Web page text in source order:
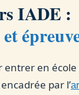
IADE :
entrer en école
par l’